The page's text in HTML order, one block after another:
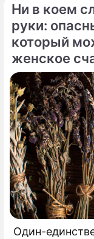
двадцати лет
самых
мирового
Ни в коем
руки:
который
женское
Один-